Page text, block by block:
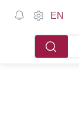
EN